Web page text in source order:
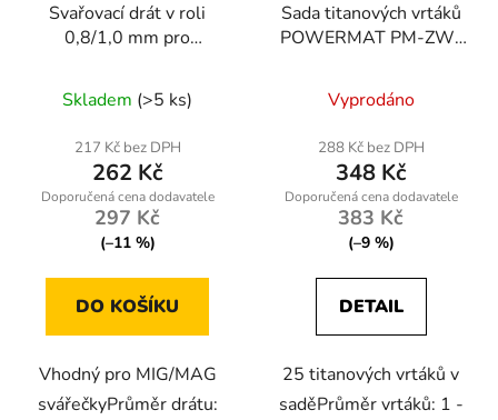
Svařovací drát v roli
0,8/1,0 mm pro
Skladem (>5 ks)
217 Kč bez DPH
262 Kč
297 Kč
(–11 %)
DO KOŠÍKU
Vhodný pro MIG/MAG
svářečkyPrůměr drátu:
Sada titanových vrtáků
POWERMAT PM-ZW-
Vyprodáno
288 Kč bez DPH
348 Kč
383 Kč
(–9 %)
DETAIL
25 titanových vrtáků v
saděPrůměr vrtáků: 1 -